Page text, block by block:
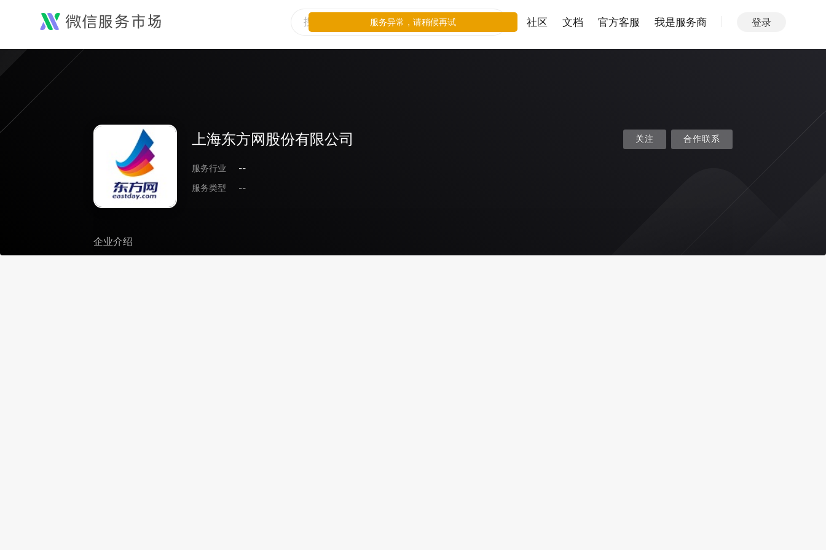
社区 文档 官方客服 我是服务商 登录
上海东方网股份有限公司
服务行业
--
服务类型
--
关注 合作联系
企业介绍
服务异常，请稍候再试